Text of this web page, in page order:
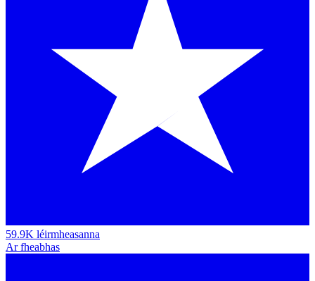
59.9K léirmheasanna
Ar fheabhas